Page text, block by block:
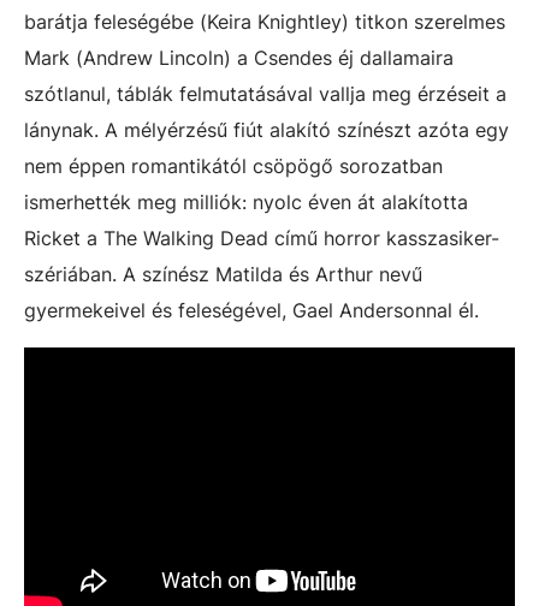
barátja feleségébe (Keira Knightley) titkon szerelmes
Mark (Andrew Lincoln) a Csendes éj dallamaira
szótlanul, táblák felmutatásával vallja meg érzéseit a
lánynak. A mélyérzésű fiút alakító színészt azóta egy
nem éppen romantikától csöpögő sorozatban
ismerhették meg milliók: nyolc éven át alakította
Ricket a The Walking Dead című horror kasszasiker-
szériában. A színész Matilda és Arthur nevű
gyermekeivel és feleségével, Gael Andersonnal él.